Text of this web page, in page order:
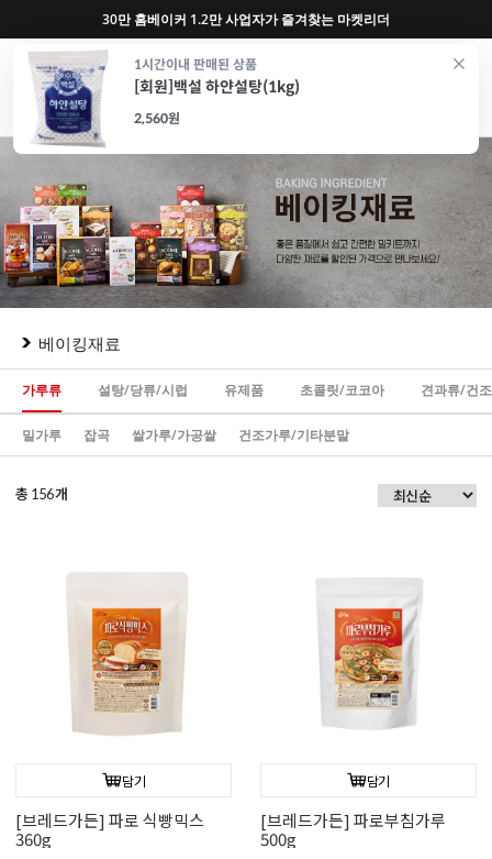
1시간이내 판매된 상품
[회원]백설 하얀설탕(1kg)
2,560원
반포, 홍대, 성수 플래그십 매장, 7천 가지 상품 보유
0
재료 도구 포장
베이킹재료
가루류 설탕/당류/시럽 유제품 초콜릿/코코아 견과류/건
밀가루 잡곡 쌀가루/가공쌀 건조가루/기타분말
총 156개
담기
[브레드가든] 파로 식빵믹스
360g
담기
[브레드가든] 파로부침가루
500g